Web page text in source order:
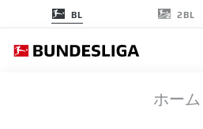
BL 2BL
ホーム
SVD